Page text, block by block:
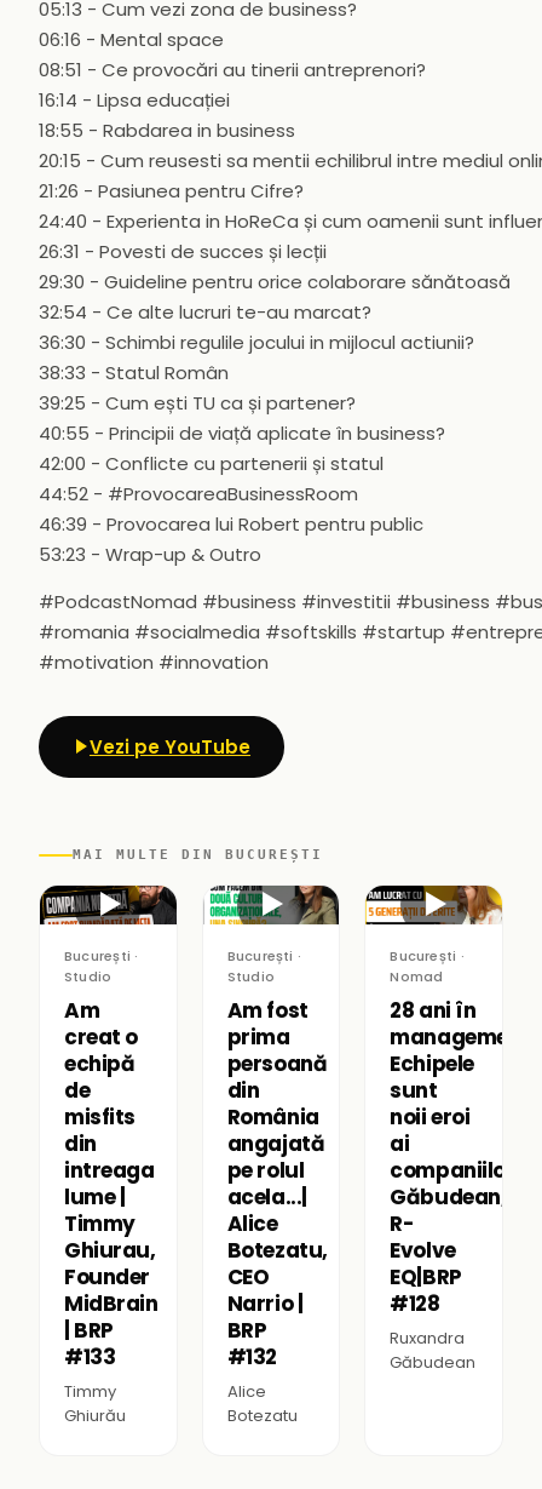
05:13 - Cum vezi zona de business?
06:16 - Mental space
08:51 - Ce provocări au tinerii antreprenori?
16:14 - Lipsa educației
18:55 - Rabdarea in business
20:15 - Cum reusesti sa mentii echilibrul intre mediul
21:26 - Pasiunea pentru Cifre?
24:40 - Experienta in HoReCa și cum oamenii sunt
26:31 - Povesti de succes și lecții
29:30 - Guideline pentru orice colaborare sănătoasă
32:54 - Ce alte lucruri te-au marcat?
36:30 - Schimbi regulile jocului in mijlocul actiunii?
38:33 - Statul Român
39:25 - Cum ești TU ca și partener?
40:55 - Principii de viață aplicate în business?
42:00 - Conflicte cu partenerii și statul
44:52 - #ProvocareaBusinessRoom
46:39 - Provocarea lui Robert pentru public
53:23 - Wrap-up & Outro
#PodcastNomad #business #investitii #business
#romania #socialmedia #softskills #startup
#motivation #innovation
Vezi pe YouTube
MAI MULTE DIN BUCUREȘTI
▶
București ·
Studio
Am
creat o
echipă
de
misfits
din
intreaga
lume |
Timmy
Ghiurau,
Founder
MidBrain
| BRP
#133
Timmy
Ghiurău
▶
București ·
Studio
Am fost
prima
persoană
din
România
angajată
pe rolul
acela...|
Alice
Botezatu,
CEO
Narrio |
BRP
#132
Alice
Botezatu
▶
București ·
Nomad
28 ani în
management:
Echipele
sunt
noii eroi
ai
Găbudean,
R-
Evolve
EQ|BRP
#128
Ruxandra
Găbudean